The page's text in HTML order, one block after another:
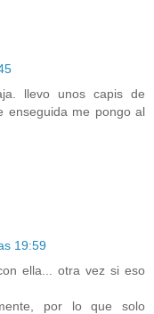
llevo unos capis de
enseguida me pongo al
19:59
ella... otra vez si eso
por lo que solo